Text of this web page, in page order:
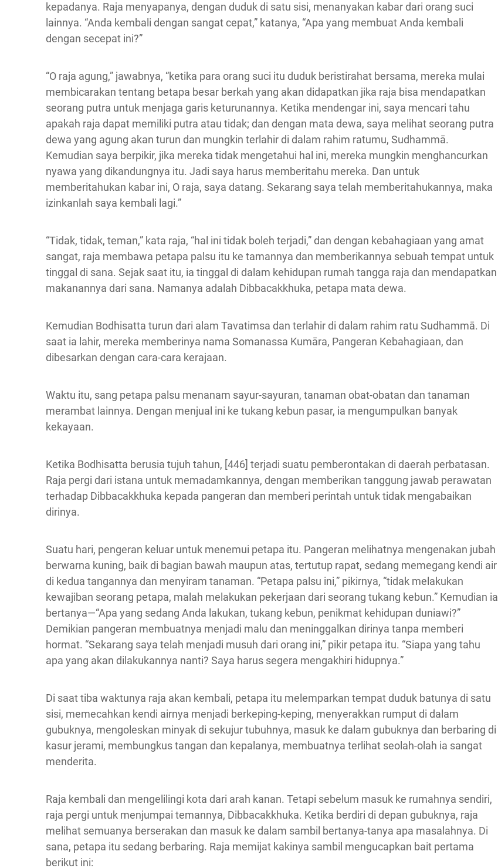
kepadanya. Raja menyapanya, dengan duduk di satu sisi, menanyakan kabar dari orang suci
lainnya. “Anda kembali dengan sangat cepat,” katanya, “Apa yang membuat Anda kembali
dengan secepat ini?”
“O raja agung,” jawabnya, “ketika para orang suci itu duduk beristirahat bersama, mereka mulai
membicarakan tentang betapa besar berkah yang akan didapatkan jika raja bisa mendapatkan
seorang putra untuk menjaga garis keturunannya. Ketika mendengar ini, saya mencari tahu
apakah raja dapat memiliki putra atau tidak; dan dengan mata dewa, saya melihat seorang putra
dewa yang agung akan turun dan mungkin terlahir di dalam rahim ratumu, Sudhammā.
Kemudian saya berpikir, jika mereka tidak mengetahui hal ini, mereka mungkin menghancurkan
nyawa yang dikandungnya itu. Jadi saya harus memberitahu mereka. Dan untuk
memberitahukan kabar ini, O raja, saya datang. Sekarang saya telah memberitahukannya, maka
izinkanlah saya kembali lagi.”
“Tidak, tidak, teman,” kata raja, “hal ini tidak boleh terjadi,” dan dengan kebahagiaan yang amat
sangat, raja membawa petapa palsu itu ke tamannya dan memberikannya sebuah tempat untuk
tinggal di sana. Sejak saat itu, ia tinggal di dalam kehidupan rumah tangga raja dan mendapatkan
makanannya dari sana. Namanya adalah Dibbacakkhuka, petapa mata dewa.
Kemudian Bodhisatta turun dari alam Tavatimsa dan terlahir di dalam rahim ratu Sudhammā. Di
saat ia lahir, mereka memberinya nama Somanassa Kumāra, Pangeran Kebahagiaan, dan
dibesarkan dengan cara-cara kerajaan.
Waktu itu, sang petapa palsu menanam sayur-sayuran, tanaman obat-obatan dan tanaman
merambat lainnya. Dengan menjual ini ke tukang kebun pasar, ia mengumpulkan banyak
kekayaan.
Ketika Bodhisatta berusia tujuh tahun, [446] terjadi suatu pemberontakan di daerah perbatasan.
Raja pergi dari istana untuk memadamkannya, dengan memberikan tanggung jawab perawatan
terhadap Dibbacakkhuka kepada pangeran dan memberi perintah untuk tidak mengabaikan
dirinya.
Suatu hari, pengeran keluar untuk menemui petapa itu. Pangeran melihatnya mengenakan jubah
berwarna kuning, baik di bagian bawah maupun atas, tertutup rapat, sedang memegang kendi air
di kedua tangannya dan menyiram tanaman. “Petapa palsu ini,” pikirnya, “tidak melakukan
kewajiban seorang petapa, malah melakukan pekerjaan dari seorang tukang kebun.” Kemudian ia
bertanya—“Apa yang sedang Anda lakukan, tukang kebun, penikmat kehidupan duniawi?”
Demikian pangeran membuatnya menjadi malu dan meninggalkan dirinya tanpa memberi
hormat. “Sekarang saya telah menjadi musuh dari orang ini,” pikir petapa itu. “Siapa yang tahu
apa yang akan dilakukannya nanti? Saya harus segera mengakhiri hidupnya.”
Di saat tiba waktunya raja akan kembali, petapa itu melemparkan tempat duduk batunya di satu
sisi, memecahkan kendi airnya menjadi berkeping-keping, menyerakkan rumput di dalam
gubuknya, mengoleskan minyak di sekujur tubuhnya, masuk ke dalam gubuknya dan berbaring di
kasur jerami, membungkus tangan dan kepalanya, membuatnya terlihat seolah-olah ia sangat
menderita.
Raja kembali dan mengelilingi kota dari arah kanan. Tetapi sebelum masuk ke rumahnya sendiri,
raja pergi untuk menjumpai temannya, Dibbacakkhuka. Ketika berdiri di depan gubuknya, raja
melihat semuanya berserakan dan masuk ke dalam sambil bertanya-tanya apa masalahnya. Di
sana, petapa itu sedang berbaring. Raja memijat kakinya sambil mengucapkan bait pertama
berikut ini: